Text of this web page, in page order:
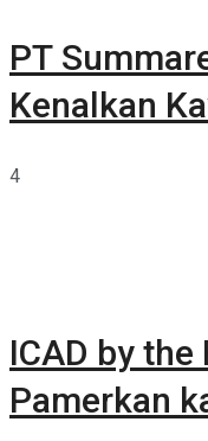
PT
Kenalkan
4
ICAD by the
Pamerkan